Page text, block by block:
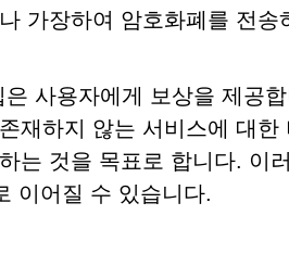
가장하여 암호화폐를 전송
사용자에게 보상을 제공
재하지 않는 서비스에 대한
는 것을 목표로 합니다. 이
이어질 수 있습니다.